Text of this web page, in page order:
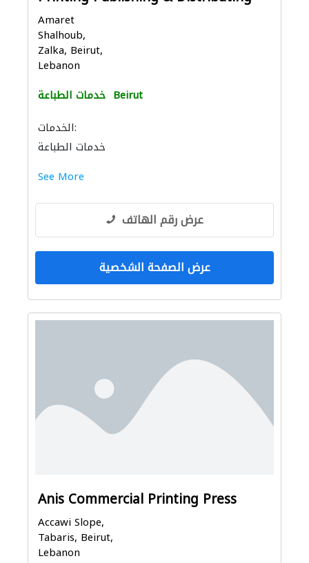
Amaret
Shalhoub,
Zalka, Beirut,
Lebanon
خدمات الطباعة Beirut
الخدمات:
خدمات الطباعة
See More
عرض رقم الهاتف
عرض الصفحة الشخصية
Anis Commercial Printing Press
Accawi Slope,
Tabaris, Beirut,
Lebanon